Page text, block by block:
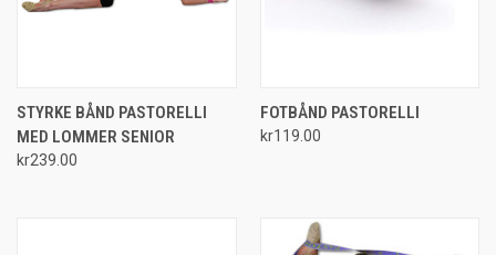
STYRKE BÅND PASTORELLI
MED LOMMER SENIOR
kr239.00
FOTBÅND PASTORELLI
kr119.00